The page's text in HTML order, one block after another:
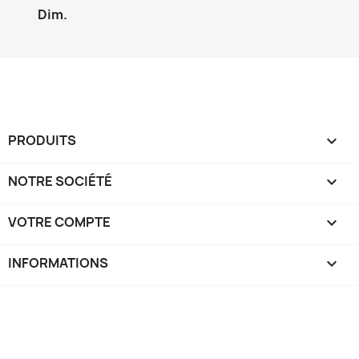
Dim.
PRODUITS 
NOTRE SOCIÉTÉ 
VOTRE COMPTE 
INFORMATIONS keyboard_arrow_down